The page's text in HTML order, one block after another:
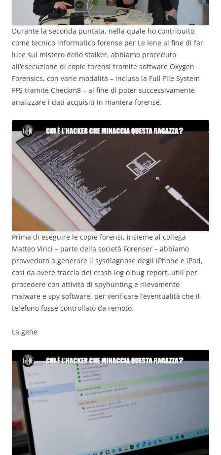
Durante la seconda puntata, nella quale ho contribuito
come tecnico informatico forense per Le Iene al fine di far
luce sul mistero dello stalker, abbiamo proceduto
all’esecuzione di copie forensi tramite software Oxygen
Forensics, con varie modalità – inclusa la Full File System
FFS tramite Checkm8 – al fine di poter successivamente
analizzare i dati acquisiti in maniera forense.
Prima di eseguire le copie forensi, insieme al collega
Matteo Vinci – parte della società Forenser – abbiamo
provveduto a generare il sysdiagnose degli iPhone e iPad,
così da avere traccia dei crash log o bug report, utili per
procedere con attività di spyhunting e rilevamento
malware e spy software, per verificare l’eventualità che il
telefono fosse controllato da remoto.
La gene